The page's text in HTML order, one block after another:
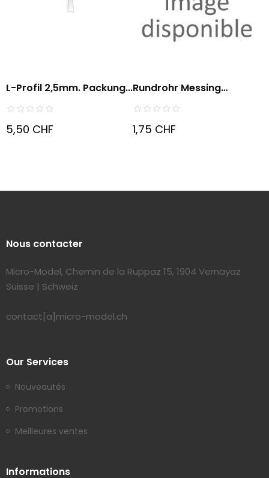
L-Profil 2,5mm. Packung...
5,50 CHF
Rundrohr Messing
Format...
1,75 CHF
Nous contacter
Micro-Model, Chemin de la Ruppaz 15, 1904 Vernayaz
Suisse | Schweiz
contact[a]micro-model.ch
Our Services
Nouveautés
Promotions
Meilleures ventes
Informations